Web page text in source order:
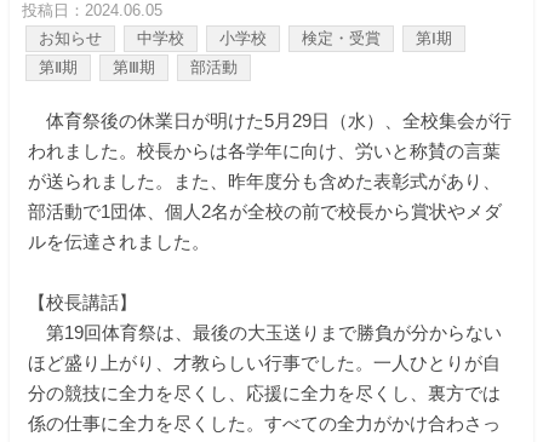
投稿日：2024.06.05
お知らせ
中学校 小学校 検定・受賞
第Ⅰ期
第Ⅱ期
第Ⅲ期 部活動
体育祭後の休業日が明けた5月29日（水）、全校集会が行
われました。校長からは各学年に向け、労いと称賛の言葉
が送られました。また、昨年度分も含めた表彰式があり、
部活動で1団体、個人2名が全校の前で校長から賞状やメダ
ルを伝達されました。
【校長講話】
第19回体育祭は、最後の大玉送りまで勝負が分からない
ほど盛り上がり、才教らしい行事でした。一人ひとりが自
分の競技に全力を尽くし、応援に全力を尽くし、裏方では
係の仕事に全力を尽くした。すべての全力がかけ合わさっ